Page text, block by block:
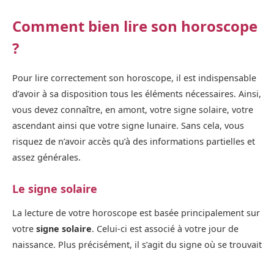
Comment bien lire son horoscope
?
Pour lire correctement son horoscope, il est indispensable
d’avoir à sa disposition tous les éléments nécessaires. Ainsi,
vous devez connaître, en amont, votre signe solaire, votre
ascendant ainsi que votre signe lunaire. Sans cela, vous
risquez de n’avoir accès qu’à des informations partielles et
assez générales.
Le signe solaire
La lecture de votre horoscope est basée principalement sur
votre signe solaire. Celui-ci est associé à votre jour de
naissance. Plus précisément, il s’agit du signe où se trouvait